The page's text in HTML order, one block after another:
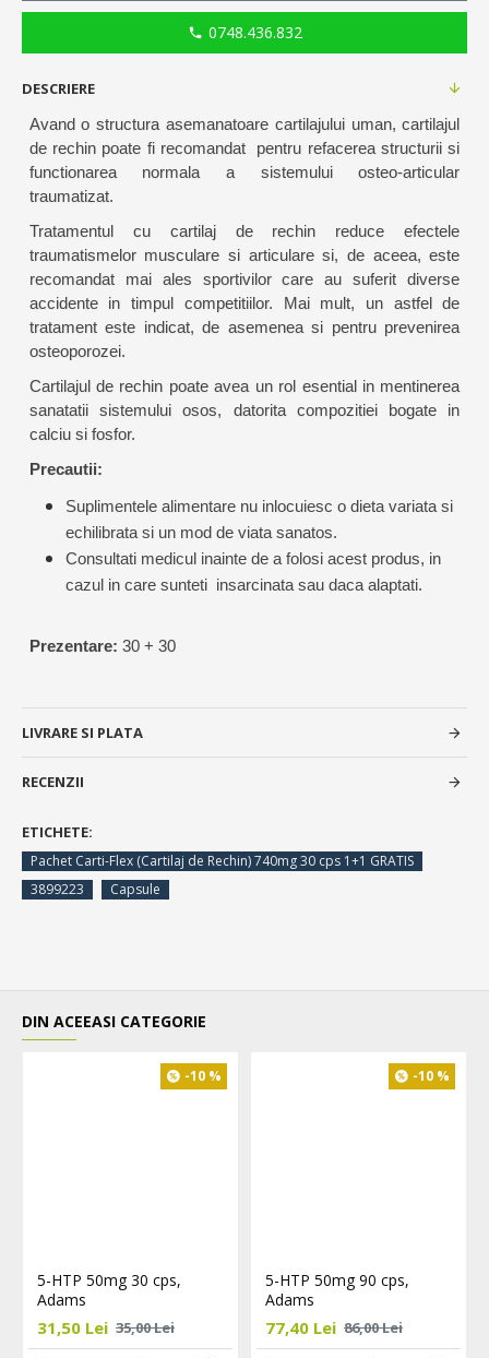
0748.436.832
DESCRIERE
Avand o structura asemanatoare cartilajului uman, cartilajul
de rechin poate fi recomandat pentru refacerea structurii si
functionarea normala a sistemului osteo-articular
traumatizat.
Tratamentul cu cartilaj de rechin reduce efectele
traumatismelor musculare si articulare si, de aceea, este
recomandat mai ales sportivilor care au suferit diverse
accidente in timpul competitiilor. Mai mult, un astfel de
tratament este indicat, de asemenea si pentru prevenirea
osteoporozei.
Cartilajul de rechin poate avea un rol esential in mentinerea
sanatatii sistemului osos, datorita compozitiei bogate in
calciu si fosfor.
Precautii:
Suplimentele alimentare nu inlocuiesc o dieta variata si
echilibrata si un mod de viata sanatos.
Consultati medicul inainte de a folosi acest produs, in
cazul in care sunteti insarcinata sau daca alaptati.
Prezentare: 30 + 30
LIVRARE SI PLATA
RECENZII
ETICHETE:
Pachet Carti-Flex (Cartilaj de Rechin) 740mg 30 cps 1+1 GRATIS
3899223
Capsule
DIN ACEEASI CATEGORIE
-10 %
5-HTP 50mg 30 cps,
Adams
31,50 Lei 35,00 Lei
-10 %
5-HTP 50mg 90 cps,
Adams
77,40 Lei 86,00 Lei